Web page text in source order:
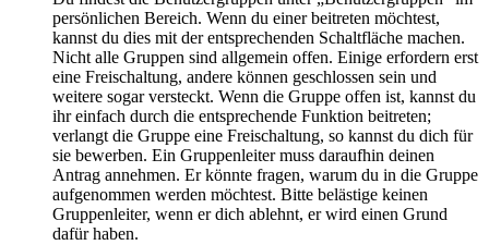
persönlichen Bereich. Wenn du einer beitreten möchtest,
kannst du dies mit der entsprechenden Schaltfläche machen.
Nicht alle Gruppen sind allgemein offen. Einige erfordern erst
eine Freischaltung, andere können geschlossen sein und
weitere sogar versteckt. Wenn die Gruppe offen ist, kannst du
ihr einfach durch die entsprechende Funktion beitreten;
verlangt die Gruppe eine Freischaltung, so kannst du dich für
sie bewerben. Ein Gruppenleiter muss daraufhin deinen
Antrag annehmen. Er könnte fragen, warum du in die Gruppe
aufgenommen werden möchtest. Bitte belästige keinen
Gruppenleiter, wenn er dich ablehnt, er wird einen Grund
dafür haben.